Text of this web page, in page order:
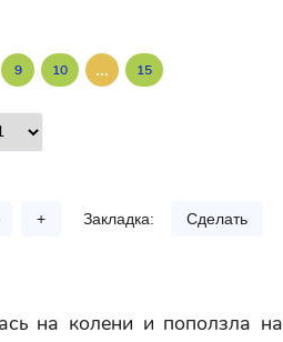
9 10 ... 15
+ Закладка: Сделать
на колени и поползла на